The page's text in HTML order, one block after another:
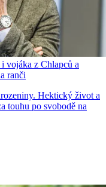
vojáka z Chlapců a
ranči
Hektický život a
touhu po svobodě na